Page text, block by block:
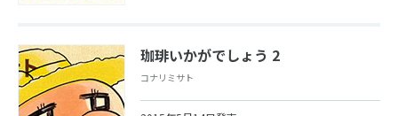
珈琲いかがでしょう 2
コナリミサト